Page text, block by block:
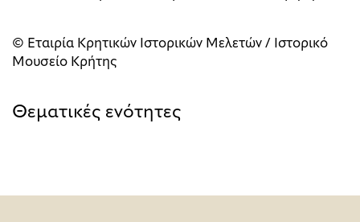
© Εταιρία Κρητικών Ιστορικών Μελετών / Ιστορικό
Μουσείο Κρήτης
Θεματικές ενότητες